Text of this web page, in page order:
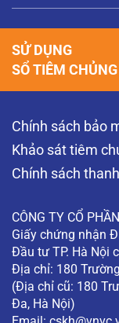
Chính sách bảo
Khảo sát tiêm
Chính sách
CÔNG TY CỔ
Giấy chứng nhận
Đầu tư TP. Hà Nội
Địa chỉ: 180
(Địa chỉ cũ: 180
Đa, Hà Nội)
SỬ DỤNG
SỔ TIÊM